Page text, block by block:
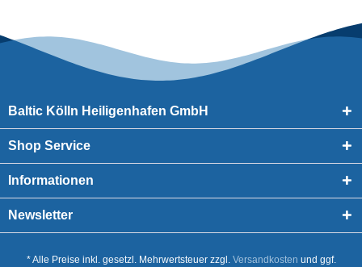
Baltic Kölln Heiligenhafen GmbH
Shop Service
Informationen
Newsletter
* Alle Preise inkl. gesetzl. Mehrwertsteuer zzgl. Versandkosten und ggf.